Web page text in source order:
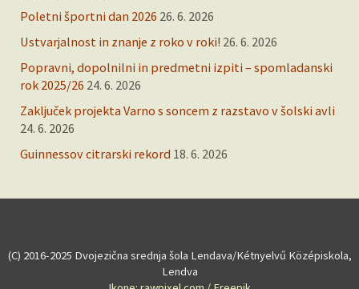
Poletni športni dan 2026 26. 6. 2026
Ustvarjalnost in znanje z roko v roki! 26. 6. 2026
Popravni, dopolnilni in predmetni izpiti – spomladanski
rok 2025/26 24. 6. 2026
Zaključek projekta Varno s soncem z razstavo v šolski avli
24. 6. 2026
Guinnessov citrarski rekord 18. 6. 2026
(C) 2016-2025 Dvojezična srednja šola Lendava/Kétnyelvű Középiskola,
Lendva